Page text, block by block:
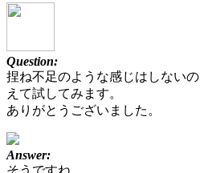
Question:
捏ね不足のような感じはしない
えて試してみます。
ありがとうございました。
Answer: